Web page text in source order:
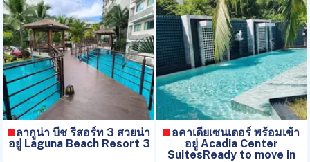
ลากูน่า บีช รีสอร์ท 3 สวยน่า
อยู่ Laguna Beach Resort 3
อคาเดียเซนเตอร์ พร้อมเข้า
อยู่ Acadia Center
SuitesReady to move in